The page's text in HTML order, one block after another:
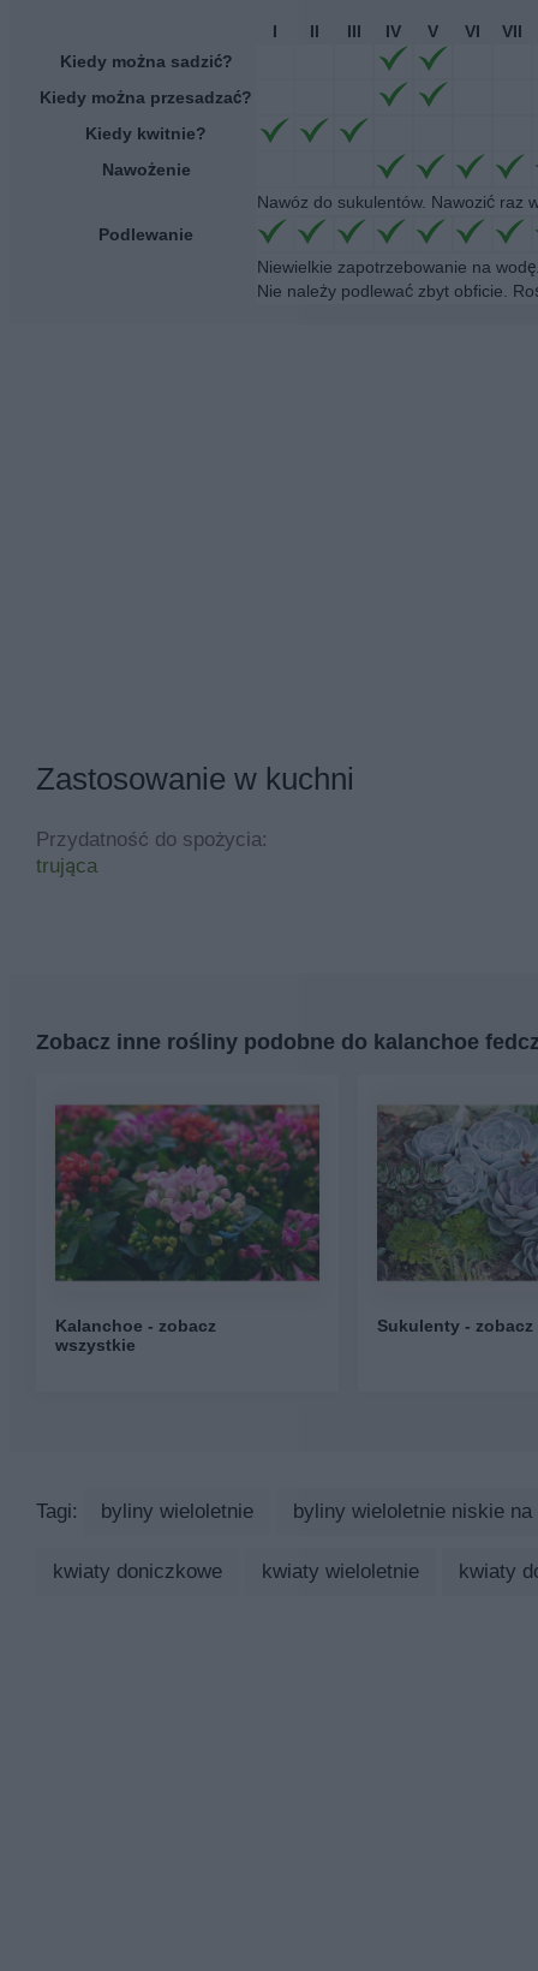
I II III IV V VI
VII
Kiedy można sadzić?
Kiedy można przesadzać?
Kiedy kwitnie?
Nawożenie
Nawóz do sukulentów. Nawozić raz
Podlewanie
Niewielkie zapotrzebowanie na
Nie należy podlewać zbyt obficie.
Zastosowanie w kuchni
Przydatność do spożycia:
trująca
Zobacz inne rośliny podobne do kalanchoe
Kalanchoe - zobacz
wszystkie
Sukulenty -
Tagi: byliny wieloletnie byliny wieloletnie niskie na
kwiaty doniczkowe kwiaty wieloletnie kwiaty